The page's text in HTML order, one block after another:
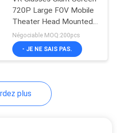
formation
720P Large FOV Mobile
Theater Head Mounted
Display Glasses
Négociable MOQ:200pcs
- JE NE SAIS PAS.
plus